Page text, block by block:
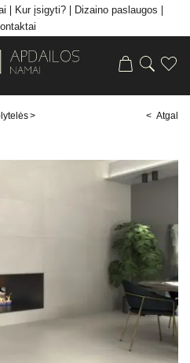
Kur įsigyti?
Dizaino paslaugos
>
< Atgal